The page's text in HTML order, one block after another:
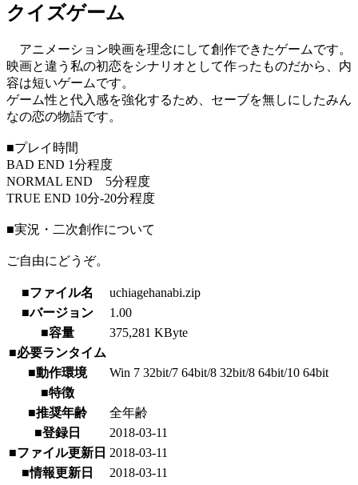
クイズゲーム
アニメーション映画を理念にして創作できたゲームです。
映画と違う私の初恋をシナリオとして作ったものだから、内
容は短いゲームです。
ゲーム性と代入感を強化するため、セーブを無しにしたみん
なの恋の物語です。
■プレイ時間
BAD END 1分程度
NORMAL END 5分程度
TRUE END 10分-20分程度
■実況・二次創作について
ご自由にどうぞ。
■ファイル名
uchiagehanabi.zip
■バージョン
1.00
■容量
375,281 KByte
■必要ランタイム
■動作環境
Win 7 32bit/7 64bit/8 32bit/8 64bit/10 64bit
■特徴
■推奨年齢
全年齢
■登録日
2018-03-11
■ファイル更新日 2018-03-11
■情報更新日
2018-03-11